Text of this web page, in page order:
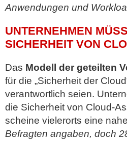
Anwendungen und
UNTERNEHMEN
SICHERHEIT VON
Das Modell der geteilten
für die „Sicherheit der
verantwortlich seien.
die Sicherheit von Cloud-
scheine vielerorts eine
Befragten angaben, doch